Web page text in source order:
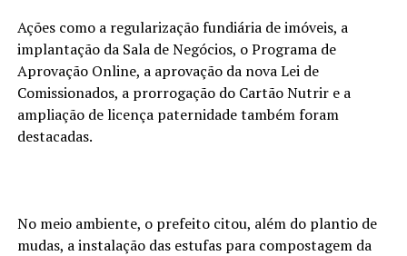
Ações como a regularização fundiária de imóveis, a
implantação da Sala de Negócios, o Programa de
Aprovação Online, a aprovação da nova Lei de
Comissionados, a prorrogação do Cartão Nutrir e a
ampliação de licença paternidade também foram
destacadas.
No meio ambiente, o prefeito citou, além do plantio de
mudas, a instalação das estufas para compostagem da